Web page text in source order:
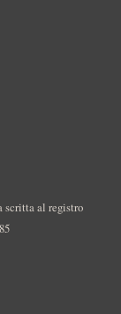
scritta al registro